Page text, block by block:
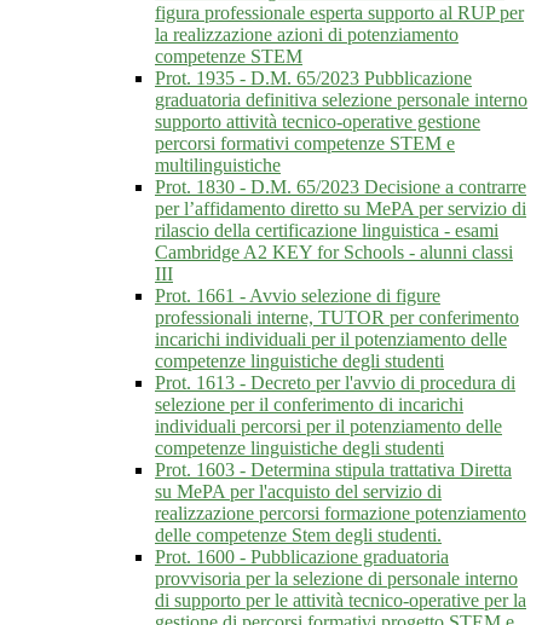
figura professionale esperta supporto al RUP per
la realizzazione azioni di potenziamento
competenze STEM
Prot. 1935 - D.M. 65/2023 Pubblicazione
graduatoria definitiva selezione personale interno
supporto attività tecnico-operative gestione
percorsi formativi competenze STEM e
multilinguistiche
Prot. 1830 - D.M. 65/2023 Decisione a contrarre
per l’affidamento diretto su MePA per servizio di
rilascio della certificazione linguistica - esami
Cambridge A2 KEY for Schools - alunni classi
III
Prot. 1661 - Avvio selezione di figure
professionali interne, TUTOR per conferimento
incarichi individuali per il potenziamento delle
competenze linguistiche degli studenti
Prot. 1613 - Decreto per l'avvio di procedura di
selezione per il conferimento di incarichi
individuali percorsi per il potenziamento delle
competenze linguistiche degli studenti
Prot. 1603 - Determina stipula trattativa Diretta
su MePA per l'acquisto del servizio di
realizzazione percorsi formazione potenziamento
delle competenze Stem degli studenti.
Prot. 1600 - Pubblicazione graduatoria
provvisoria per la selezione di personale interno
di supporto per le attività tecnico-operative per la